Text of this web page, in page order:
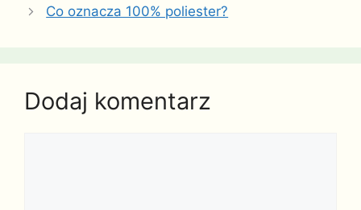
Co oznacza 100% poliester?
Dodaj komentarz